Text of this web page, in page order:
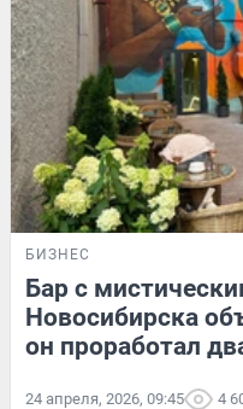
БИЗНЕС
Бар с
Новосибирска
он проработал
24 апреля, 2026, 09:45 4